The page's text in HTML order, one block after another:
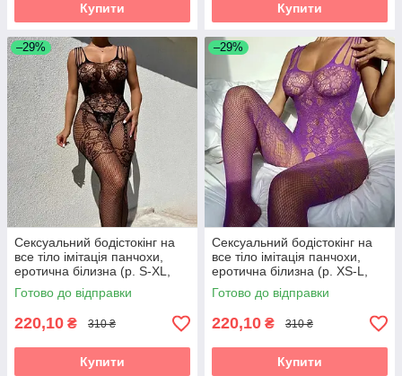
Купити Купити
–29%
Сексуальний бодістокінг на
все тіло імітація панчохи,
еротична білизна (р. S-XL,
чорний)
Готово до відправки
220,10 ₴ 310 ₴
Купити
–29%
Сексуальний бодістокінг на
все тіло імітація панчохи,
еротична білизна (р. XS-L,
фіолетовий)
Готово до відправки
220,10 ₴ 310 ₴
Купити